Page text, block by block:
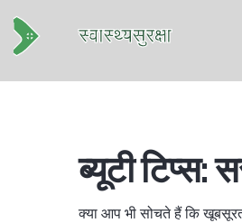
ब्यूटी
क्या आप भी सोचते हैं कि